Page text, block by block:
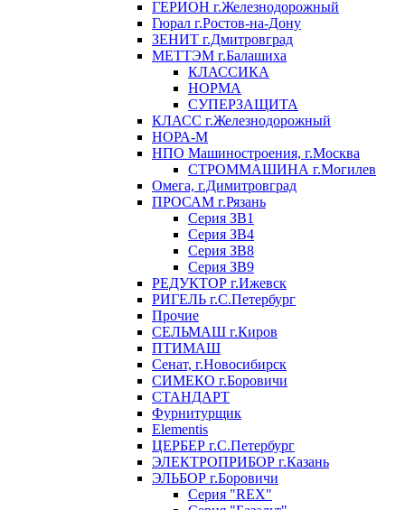
ГЕРИОН г.Железнодорожный
Гюрал г.Ростов-на-Дону
ЗЕНИТ г.Дмитровград
МЕТТЭМ г.Балашиха
КЛАССИКА
НОРМА
СУПЕРЗАЩИТА
КЛАСС г.Железнодорожный
НОРА-М
НПО Машиностроения, г.Москва
СТРОММАШИНА г.Могилев
Омега, г.Димитровград
ПРОСАМ г.Рязань
Серия ЗВ1
Серия ЗВ4
Серия ЗВ8
Серия ЗВ9
РЕДУКТОР г.Ижевск
РИГЕЛЬ г.С.Петербург
Прочие
СЕЛЬМАШ г.Киров
ПТИМАШ
Сенат, г.Новосибирск
СИМЕКО г.Боровичи
СТАНДАРТ
Фурнитурщик
Elementis
ЦЕРБЕР г.С.Петербург
ЭЛЕКТРОПРИБОР г.Казань
ЭЛЬБОР г.Боровичи
Серия "REX"